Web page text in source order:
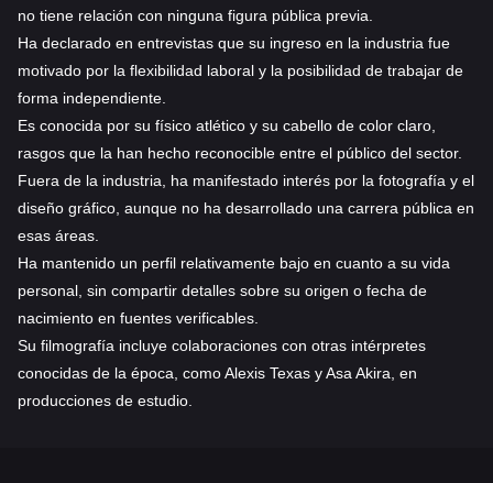
no tiene relación con ninguna figura pública previa.
Ha declarado en entrevistas que su ingreso en la industria fue
motivado por la flexibilidad laboral y la posibilidad de trabajar de
forma independiente.
Es conocida por su físico atlético y su cabello de color claro,
rasgos que la han hecho reconocible entre el público del sector.
Fuera de la industria, ha manifestado interés por la fotografía y el
diseño gráfico, aunque no ha desarrollado una carrera pública en
esas áreas.
Ha mantenido un perfil relativamente bajo en cuanto a su vida
personal, sin compartir detalles sobre su origen o fecha de
nacimiento en fuentes verificables.
Su filmografía incluye colaboraciones con otras intérpretes
conocidas de la época, como Alexis Texas y Asa Akira, en
producciones de estudio.